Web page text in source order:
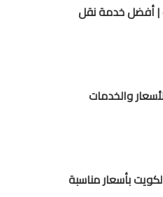
أفضل خدمة نقل
والخدمات
بأسعار مناسبة